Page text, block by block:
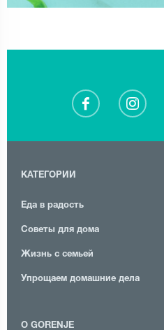
КАТЕГОРИИ
Еда в радость
Советы для дома
Жизнь с семьей
Упрощаем домашние дела
О GORENJE